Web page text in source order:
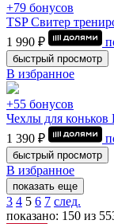
+79 бонусов
TSP Свитер
1 990 ₽
быстрый просмотр
В избранное
+55 бонусов
Чехлы для
1 390 ₽
быстрый просмотр
В избранное
показать еще
3 4 5 6 7 след.
показано: 150 из